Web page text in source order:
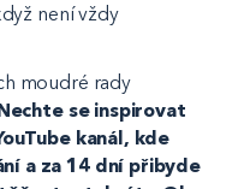
není vždy
moudré rady
se inspirovat
kanál, kde
a za 14 dní přibyde